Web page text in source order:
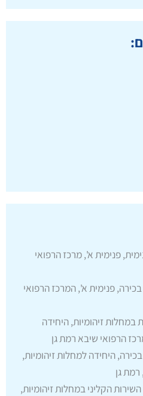
פנימית א', מרכז הרפואי
רופאה בכירה, פנימית א', המרכז הרפואי
התמחות במחלות זיהומיות, היחידה
הרפואי שיבא רמת גן
רופאה בכירה, היחידה למחלות זיהומיות,
גן
מנהלת השירות הקליני במחלות זיהומיות,